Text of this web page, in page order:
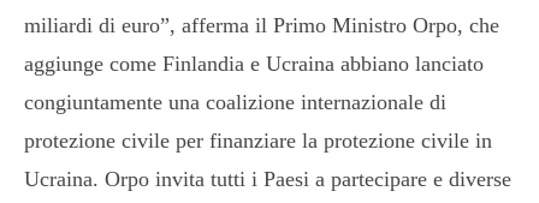
miliardi di euro”, afferma il Primo Ministro Orpo, che
aggiunge come Finlandia e Ucraina abbiano lanciato
congiuntamente una coalizione internazionale di
protezione civile per finanziare la protezione civile in
Ucraina. Orpo invita tutti i Paesi a partecipare e diverse